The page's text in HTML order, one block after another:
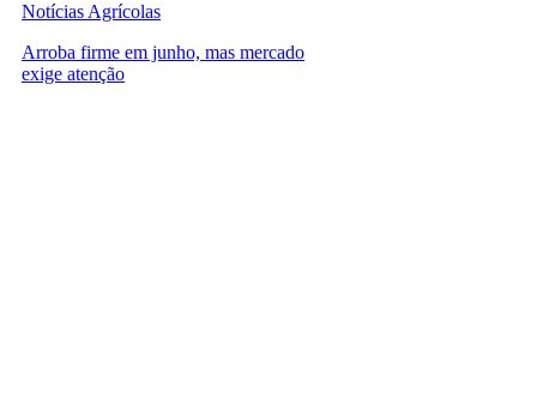
Notícias Agrícolas
Arroba firme em junho, mas mercado
exige atenção